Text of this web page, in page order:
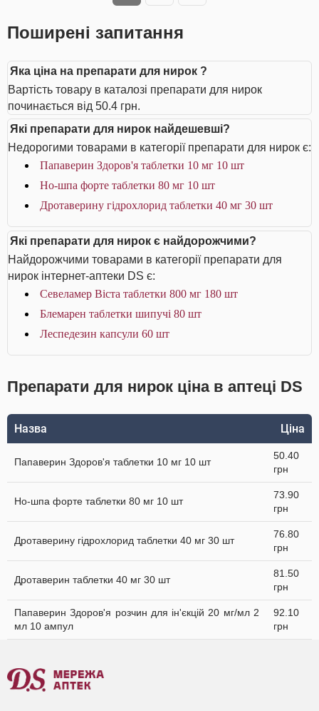
Поширені запитання
Яка ціна на препарати для нирок ?
Вартість товару в каталозі препарати для нирок
починається від 50.4 грн.
Які препарати для нирок найдешевші?
Недорогими товарами в категорії препарати для нирок є:
Папаверин Здоров'я таблетки 10 мг 10 шт
Но-шпа форте таблетки 80 мг 10 шт
Дротаверину гідрохлорид таблетки 40 мг 30 шт
Які препарати для нирок є найдорожчими?
Найдорожчими товарами в категорії препарати для
нирок інтернет-аптеки DS є:
Севеламер Віста таблетки 800 мг 180 шт
Блемарен таблетки шипучі 80 шт
Леспедезин капсули 60 шт
Препарати для нирок ціна в аптеці DS
Назва Ціна
Папаверин Здоров'я таблетки 10 мг 10 шт
50.40
грн
Но-шпа форте таблетки 80 мг 10 шт
73.90
грн
Дротаверину гідрохлорид таблетки 40 мг 30 шт
76.80
грн
Дротаверин таблетки 40 мг 30 шт
81.50
грн
Папаверин Здоров'я розчин для ін'єкцій 20 мг/мл 2
мл 10 ампул
92.10
грн